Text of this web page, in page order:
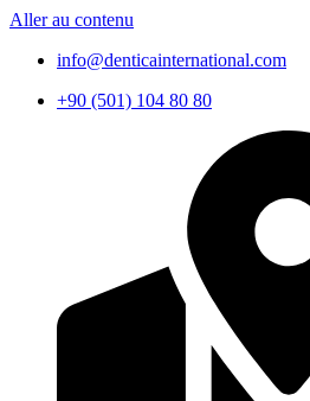
Aller au contenu
info@denticainternational.com
+90 (501) 104 80 80